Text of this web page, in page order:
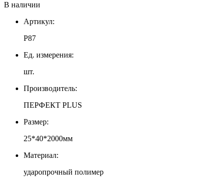
В наличии
Артикул:
Р87
Ед. измерения:
шт.
Производитель:
ПЕРФЕКТ PLUS
Размер:
25*40*2000мм
Материал:
ударопрочный полимер